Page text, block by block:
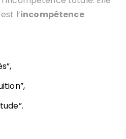
l’incompétence